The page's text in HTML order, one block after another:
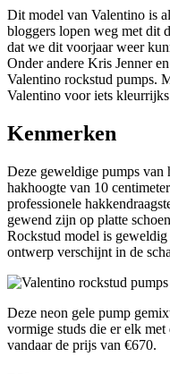
Dit model van Valentino is
bloggers lopen weg met dit
dat we dit voorjaar weer
Onder andere Kris Jenner
Valentino rockstud pumps.
Valentino voor iets
Kenmerken
Deze geweldige pumps van
hakhoogte van 10
professionele
gewend zijn op platte
Rockstud model is
ontwerp verschijnt in de
Deze neon gele pump
vormige studs die er elk
vandaar de prijs van €670.